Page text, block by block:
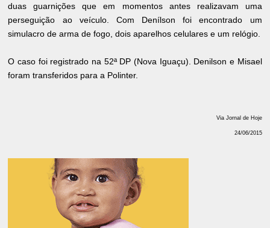
duas guarnições que em momentos antes realizavam uma
perseguição ao veículo. Com Denílson foi encontrado um
simulacro de arma de fogo, dois aparelhos celulares e um relógio.
O caso foi registrado na 52ª DP (Nova Iguaçu). Denilson e Misael
foram transferidos para a Polinter.
Via Jornal de Hoje
24/06/2015